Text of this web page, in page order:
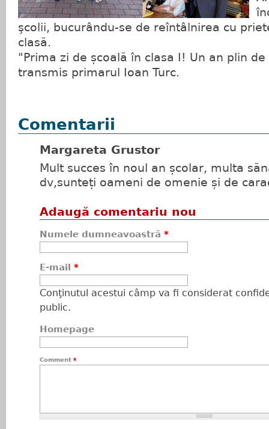
şcolii, bucurându-se de reîntâlnirea cu
clasă.
"Prima zi de școală în clasa I! Un an plin
transmis primarul Ioan Turc.
Comentarii
Margareta Grustor
Mult succes în noul an școlar, multa
dv,sunteți oameni de omenie și de
Adaugă comentariu nou
Numele dumneavoastră *
E-mail *
Conţinutul acestui câmp va fi considerat
public.
Homepage
Comment *